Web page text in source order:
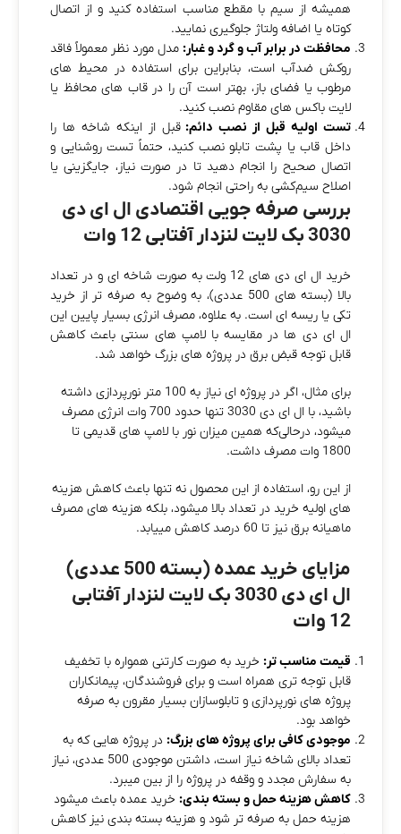
همیشه از سیم با مقطع مناسب استفاده کنید و از اتصال
کوتاه یا اضافه‌ ولتاژ جلوگیری نمایید.
محافظت در برابر آب و گرد و غبار: مدل مورد نظر معمولاً فاقد
روکش ضدآب است، بنابراین برای استفاده در محیط‌ های
مرطوب یا فضای باز، بهتر است آن را در قاب‌ های محافظ یا
لایت‌ باکس‌ های مقاوم نصب کنید.
تست اولیه قبل از نصب دائم:قبل از اینکه شاخه‌ ها را
داخل قاب یا پشت تابلو نصب کنید، حتماً تست روشنایی و
اتصال صحیح را انجام دهید تا در صورت نیاز، جایگزینی یا
اصلاح سیم‌کشی به راحتی انجام شود.
بررسی صرفه‌ جویی اقتصادی ال ای دی
3030 بک لایت لنزدار آفتابی 12 وات
خرید ال‌ ای‌ دی‌ های 12 ولت به‌ صورت شاخه‌ ای و در تعداد
بالا (بسته‌ های 500 عددی)، به‌ وضوح به‌ صرفه‌ تر از خرید
تکی یا ریسه‌ ای است. به‌ علاوه، مصرف انرژی بسیار پایین این
ال‌ ای‌ دی‌ ها در مقایسه با لامپ‌ های سنتی باعث کاهش
قابل توجه قبض برق در پروژه‌ های بزرگ خواهد شد.
برای مثال، اگر در پروژه‌ ای نیاز به 100 متر نورپردازی داشته
باشید، با ال‌ ای‌ دی 3030 تنها حدود 700 وات انرژی مصرف
میشود، درحالی‌که همین میزان نور با لامپ‌ های قدیمی تا
1800 وات مصرف داشت.
از این‌ رو، استفاده از این محصول نه‌ تنها باعث کاهش هزینه‌
های اولیه خرید در تعداد بالا میشود، بلکه هزینه‌ های مصرف
ماهیانه برق نیز تا 60 درصد کاهش مییابد.
مزایای خرید عمده (بسته 500 عددی)
ال ای دی 3030 بک لایت لنزدار آفتابی
12 وات
قیمت مناسب‌ تر: خرید به‌ صورت کارتنی همواره با تخفیف
قابل‌ توجه‌ تری همراه است و برای فروشندگان، پیمانکاران
پروژه‌ های نورپردازی و تابلو‌سازان بسیار مقرون‌ به‌ صرفه
خواهد بود.
موجودی کافی برای پروژه‌ های بزرگ: در پروژه‌ هایی که به
تعداد بالای شاخه نیاز است، داشتن موجودی 500 عددی، نیاز
به سفارش مجدد و وقفه در پروژه را از بین میبرد.
کاهش هزینه حمل و بسته‌ بندی: خرید عمده باعث میشود
هزینه حمل به‌ صرفه‌ تر شود و هزینه بسته‌ بندی نیز کاهش